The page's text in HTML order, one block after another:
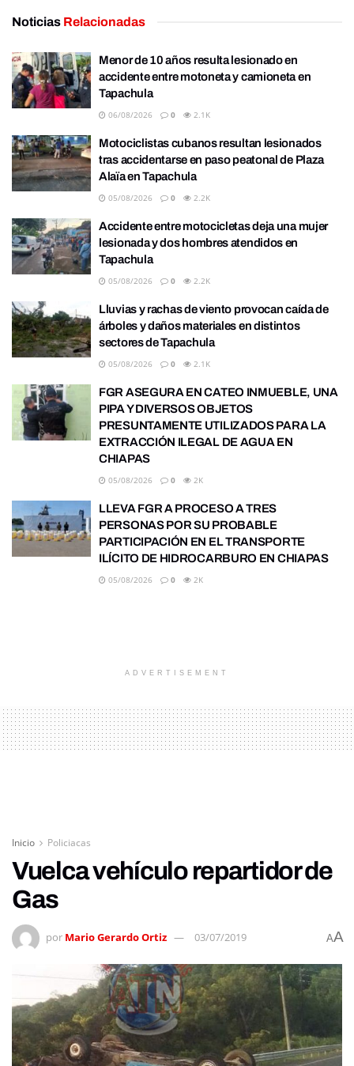
Noticias Relacionadas
Menor de 10 años resulta lesionado en
accidente entre motoneta y camioneta en
Tapachula
06/08/2026 0 2.1K
Motociclistas cubanos resultan lesionados
tras accidentarse en paso peatonal de Plaza
Alaïa en Tapachula
05/08/2026 0 2.2K
Accidente entre motocicletas deja una mujer
lesionada y dos hombres atendidos en
Tapachula
05/08/2026 0 2.2K
Lluvias y rachas de viento provocan caída de
árboles y daños materiales en distintos
sectores de Tapachula
05/08/2026 0 2.1K
FGR ASEGURA EN CATEO INMUEBLE, UNA
PIPA Y DIVERSOS OBJETOS
PRESUNTAMENTE UTILIZADOS PARA LA
EXTRACCIÓN ILEGAL DE AGUA EN
CHIAPAS
05/08/2026 0 2K
LLEVA FGR A PROCESO A TRES
PERSONAS POR SU PROBABLE
PARTICIPACIÓN EN EL TRANSPORTE
ILÍCITO DE HIDROCARBURO EN CHIAPAS
05/08/2026 0 2K
ADVERTISEMENT
Inicio Policiacas
Vuelca vehículo repartidor de
Gas
por Mario Gerardo Ortiz 03/07/2019 AA